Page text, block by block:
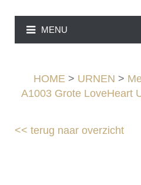
MENU
HOME > URNEN >
A1003 Grote LoveHeart
<<terug naar overzicht